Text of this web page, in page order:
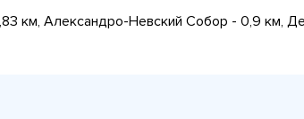
км, Александро-Невский Собор - 0,9 км,